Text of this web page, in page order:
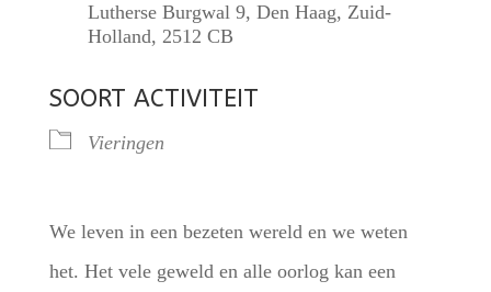
Lutherse Burgwal 9, Den Haag, Zuid-
Holland, 2512 CB
SOORT ACTIVITEIT
Vieringen
We leven in een bezeten wereld en we weten
het. Het vele geweld en alle oorlog kan een